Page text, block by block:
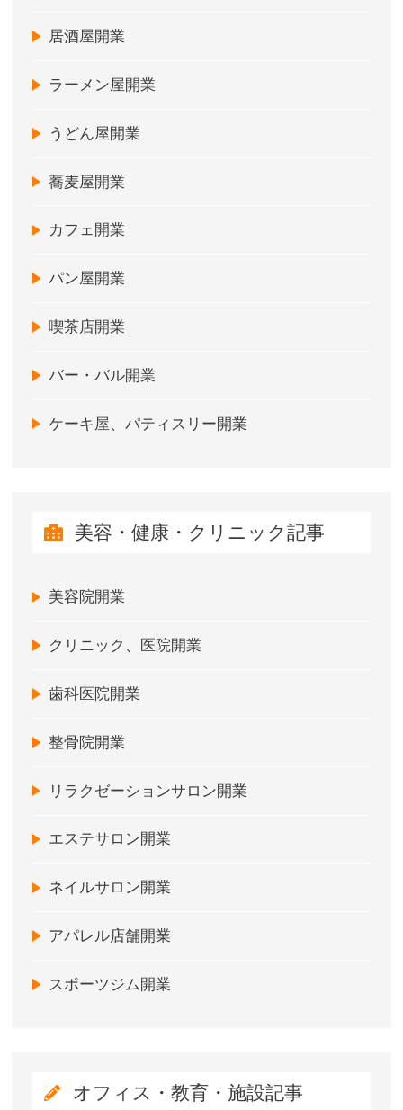
居酒屋開業
ラーメン屋開業
うどん屋開業
蕎麦屋開業
カフェ開業
パン屋開業
喫茶店開業
バー・バル開業
ケーキ屋、パティスリー開業
美容・健康・クリニック記事
美容院開業
クリニック、医院開業
歯科医院開業
整骨院開業
リラクゼーションサロン開業
エステサロン開業
ネイルサロン開業
アパレル店舗開業
スポーツジム開業
オフィス・教育・施設記事